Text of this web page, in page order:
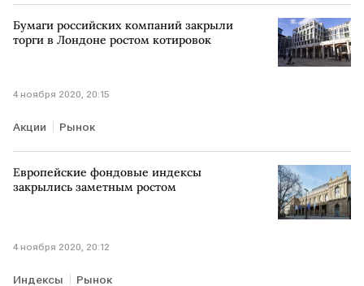
Dow Jones Prime
Бумаги российских компаний закрыли
торги в Лондоне ростом котировок
4 ноября 2020, 20:15
Акции Рынок
Европейские фондовые индексы
закрылись заметным ростом
4 ноября 2020, 20:12
Индексы Рынок